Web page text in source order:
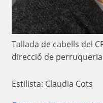
Tallada de cabells del
direcció de
Estilista: Claudia Cots